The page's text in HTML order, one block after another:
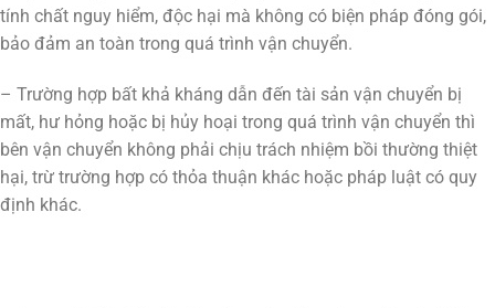
tính chất nguy hiểm, độc hại mà không có biện pháp đóng gói,
bảo đảm an toàn trong quá trình vận chuyển.
– Trường hợp bất khả kháng dẫn đến tài sản vận chuyển bị
mất, hư hỏng hoặc bị hủy hoại trong quá trình vận chuyển thì
bên vận chuyển không phải chịu trách nhiệm bồi thường thiệt
hại, trừ trường hợp có thỏa thuận khác hoặc pháp luật có quy
định khác.